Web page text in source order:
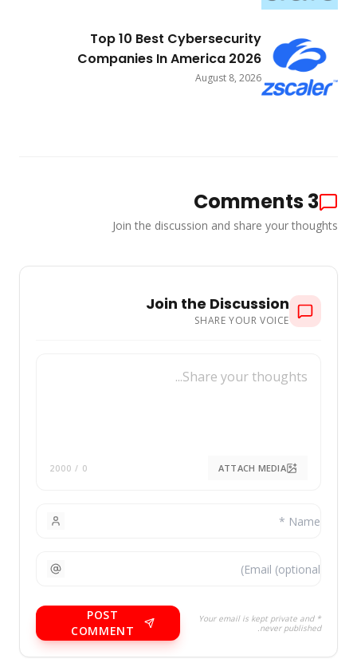
Top 10 Best Cybersecurity
Companies In America 2026
August 8, 2026
3
Comments
Join the discussion and share your thoughts
Join the Discussion
SHARE YOUR VOICE
ATTACH MEDIA
0
/ 2000
* Your email is kept private and
never published.
POST
COMMENT